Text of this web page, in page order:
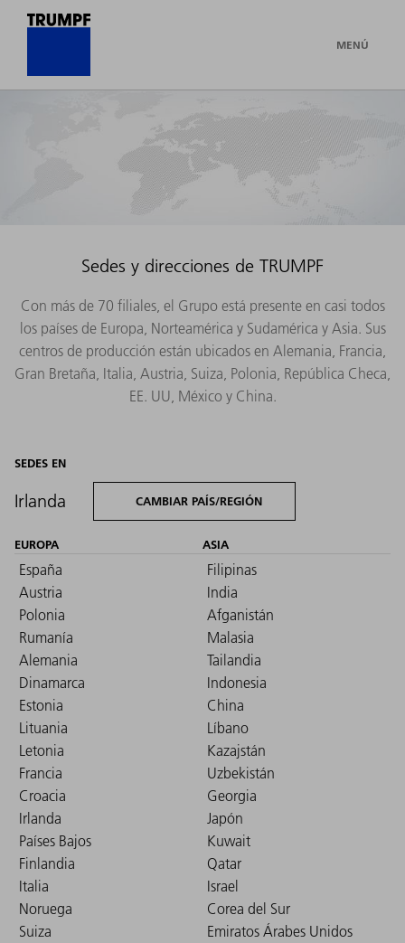
MENÚ
Sedes y direcciones de TRUMPF
Con más de 70 filiales, el Grupo está presente en casi todos
los países de Europa, Norteamérica y Sudamérica y Asia. Sus
centros de producción están ubicados en Alemania, Francia,
Gran Bretaña, Italia, Austria, Suiza, Polonia, República Checa,
EE. UU, México y China.
SEDES EN
Irlanda CAMBIAR PAÍS/REGIÓN
EUROPA
España
Austria
Polonia
Rumanía
Alemania
Dinamarca
Estonia
Lituania
Letonia
Francia
Croacia
Irlanda
Países Bajos
Finlandia
Italia
Noruega
Suiza
ASIA
Filipinas
India
Afganistán
Malasia
Tailandia
Indonesia
China
Líbano
Kazajstán
Uzbekistán
Georgia
Japón
Kuwait
Qatar
Israel
Corea del Sur
Emiratos Árabes Unidos